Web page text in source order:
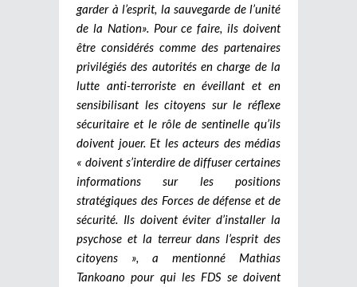
garder à l’esprit, la sauvegarde de l’unité
de la Nation». Pour ce faire, ils doivent
être considérés comme des partenaires
privilégiés des autorités en charge de la
lutte anti-terroriste en éveillant et en
sensibilisant les citoyens sur le réflexe
sécuritaire et le rôle de sentinelle qu’ils
doivent jouer. Et les acteurs des médias
« doivent s’interdire de diffuser certaines
informations sur les positions
stratégiques des Forces de défense et de
sécurité. Ils doivent éviter d’installer la
psychose et la terreur dans l’esprit des
citoyens », a mentionné Mathias
Tankoano pour qui les FDS se doivent